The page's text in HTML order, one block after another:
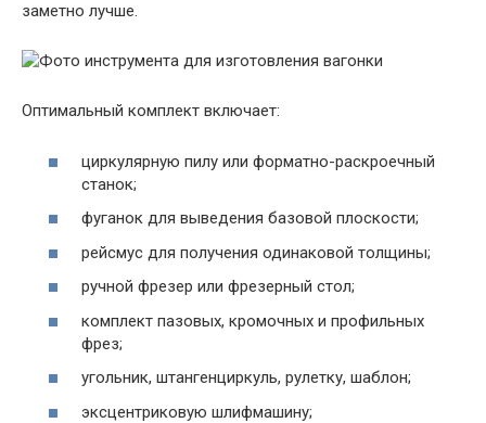
заметно лучше.
Оптимальный комплект включает:
циркулярную пилу или форматно-раскроечный
станок;
фуганок для выведения базовой плоскости;
рейсмус для получения одинаковой толщины;
ручной фрезер или фрезерный стол;
комплект пазовых, кромочных и профильных
фрез;
угольник, штангенциркуль, рулетку, шаблон;
эксцентриковую шлифмашину;